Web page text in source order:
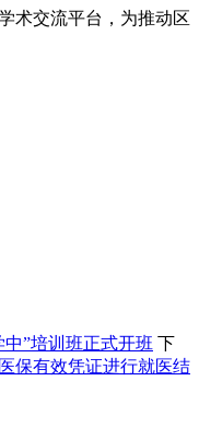
术交流平台，为推动区
”培训班正式开班 下
保有效凭证进行就医结